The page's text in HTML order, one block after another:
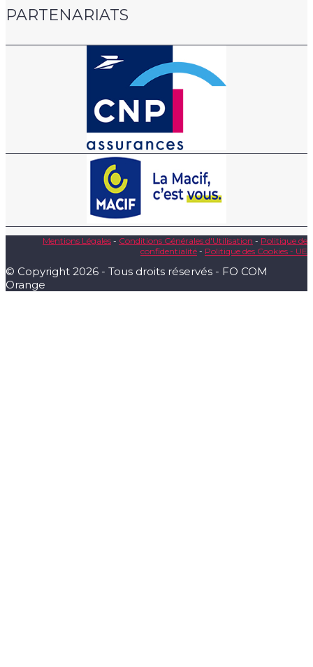
PARTENARIATS
Mentions Légales - Conditions Générales d'Utilisation - Politique de
confidentialité - Politique des Cookies - UE
© Copyright 2026 - Tous droits réservés - FO COM
Orange